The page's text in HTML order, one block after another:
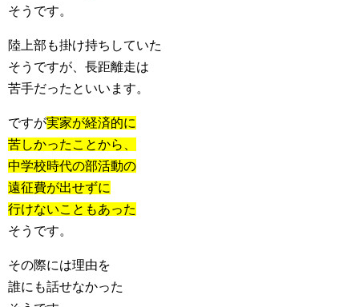
そうです。
陸上部も掛け持ちしていた
そうですが、長距離走は
苦手だったといいます。
ですが実家が経済的に
苦しかったことから、
中学校時代の部活動の
遠征費が出せずに
行けないこともあった
そうです。
その際には理由を
誰にも話せなかった